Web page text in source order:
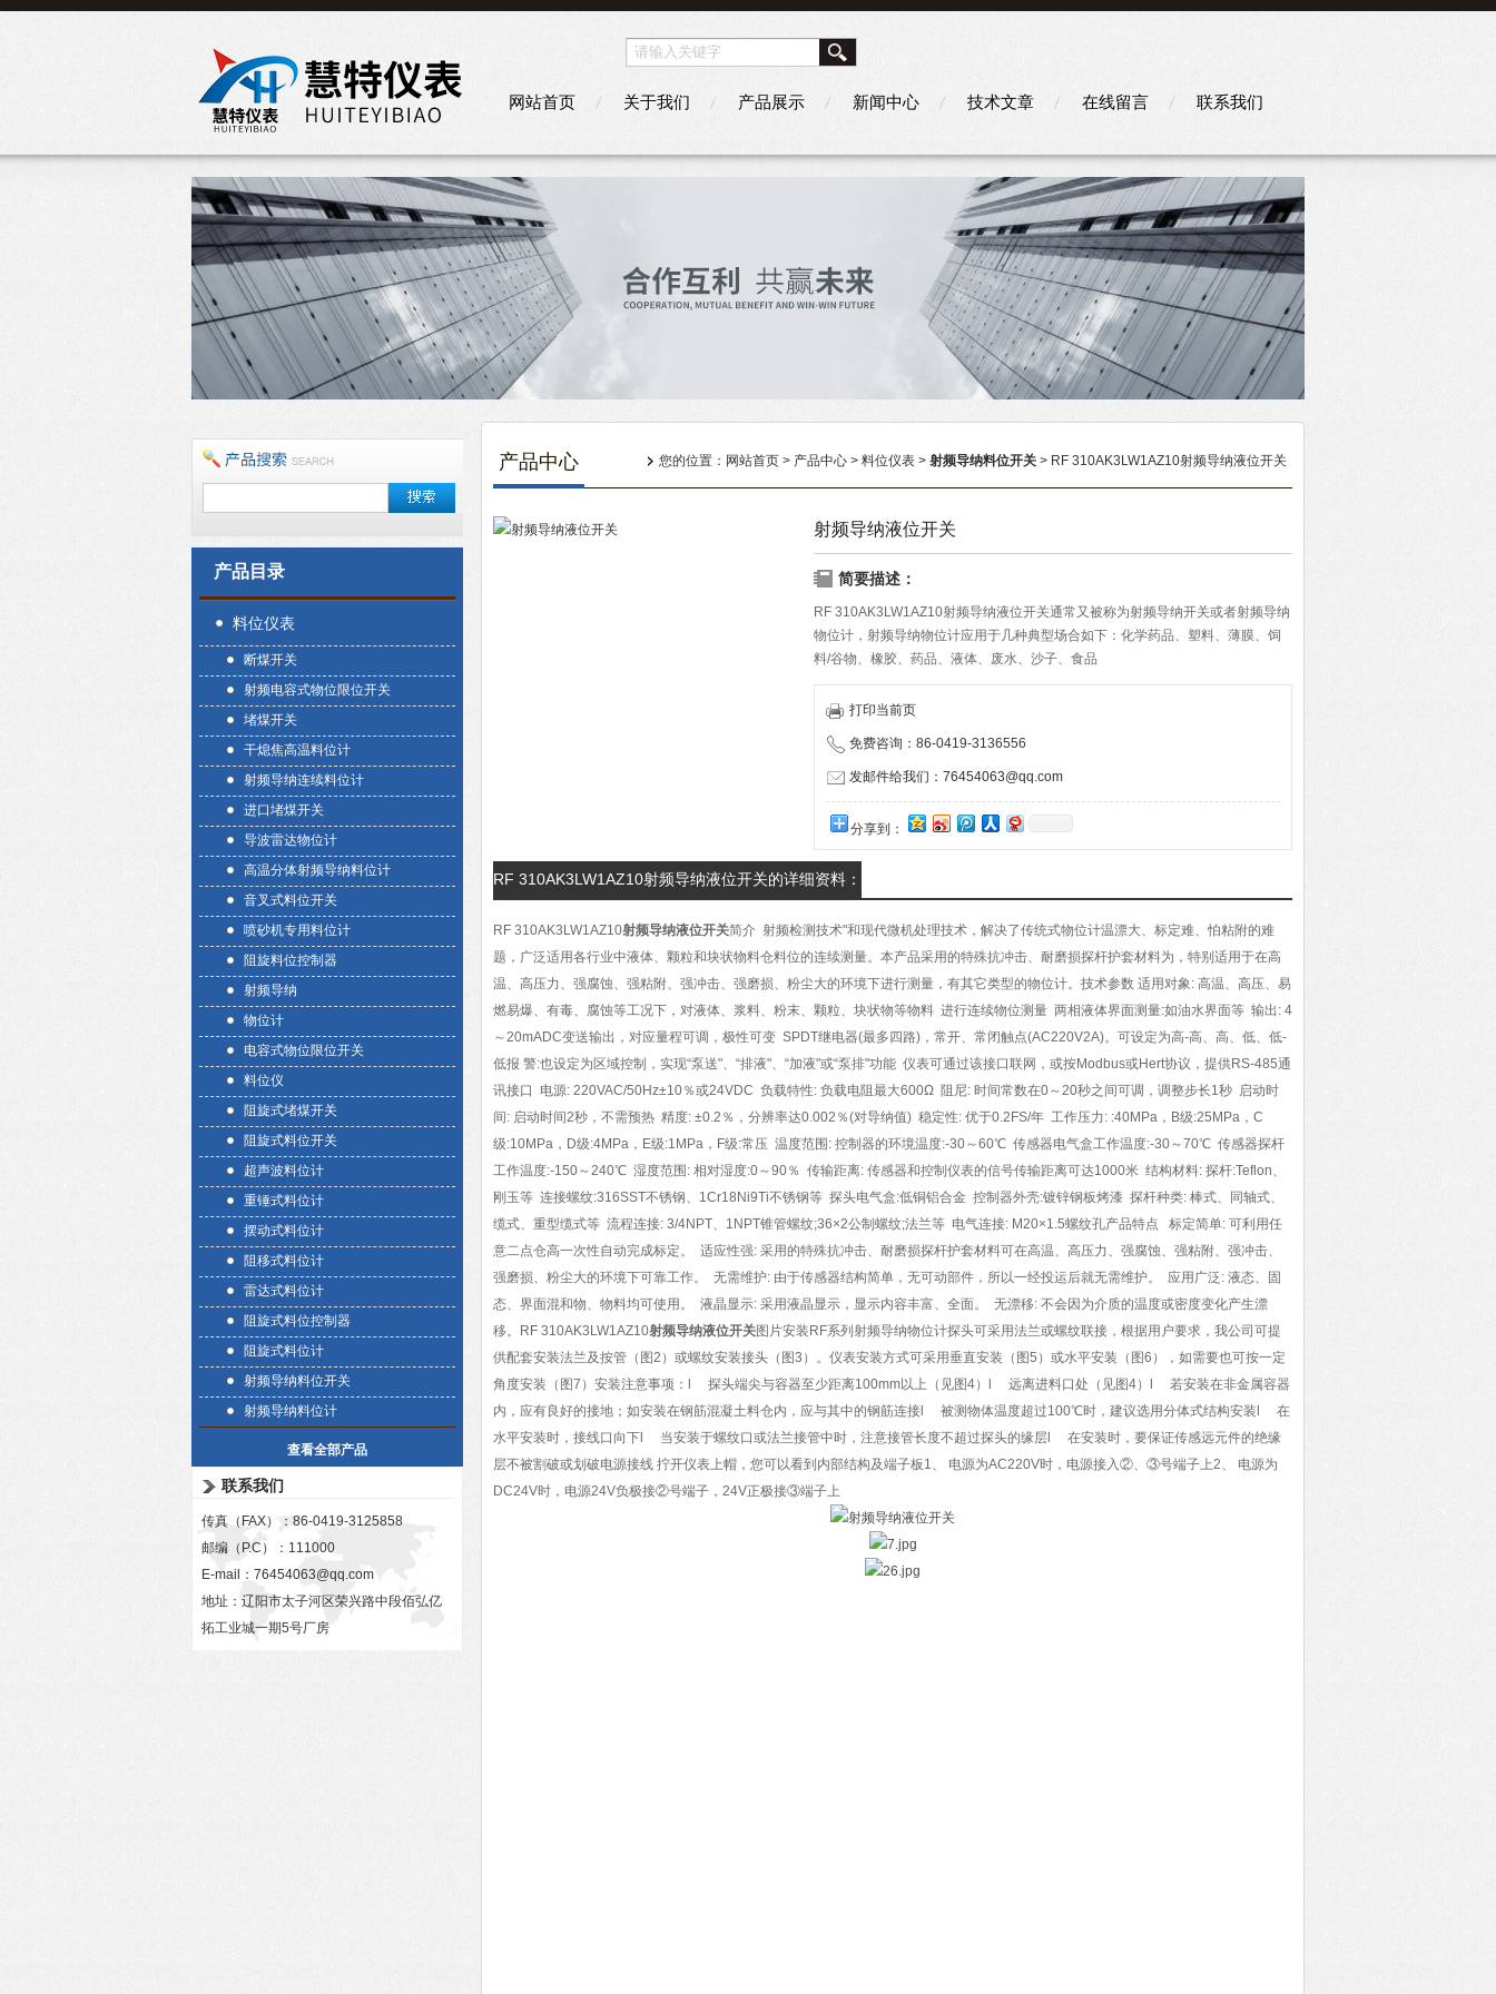
网站首页 关于我们 产品展示 新闻中心 技术文章 在线留言 联系我们
产品目录
料位仪表
断煤开关
射频电容式物位限位开关
堵煤开关
干熄焦高温料位计
射频导纳连续料位计
进口堵煤开关
导波雷达物位计
高温分体射频导纳料位计
音叉式料位开关
喷砂机专用料位计
阻旋料位控制器
射频导纳
物位计
电容式物位限位开关
料位仪
阻旋式堵煤开关
阻旋式料位开关
超声波料位计
重锤式料位计
摆动式料位计
阻移式料位计
雷达式料位计
阻旋式料位控制器
阻旋式料位计
射频导纳料位开关
射频导纳料位计
查看全部产品
联系我们
传真（FAX）：86-0419-3125858
邮编（P.C）：111000
E-mail： 76454063@qq.com
地址：辽阳市太子河区荣兴路中段佰弘亿
拓工业城一期5号厂房
产品中心 您的位置： 网站首页 > 产品中心 > 料位仪表 > 射频导纳料位开关 > RF 310AK3LW1AZ10射频导纳液位开关
射频导纳液位开关
简要描述：
RF 310AK3LW1AZ10射频导纳液位开关通常又被称为射频导纳开关或者射频导纳
物位计，射频导纳物位计应用于几种典型场合如下：化学药品、塑料、薄膜、饲
料/谷物、橡胶、药品、液体、废水、沙子、食品
打印当前页
免费咨询：86-0419-3136556
发邮件给我们：76454063@qq.com
分享到：
RF 310AK3LW1AZ10射频导纳液位开关的详细资料：
RF 310AK3LW1AZ10射频导纳液位开关简介 射频检测技术"和现代微机处理技术，解决了传统式物位计温漂大、标定难、怕粘附的难
题，广泛适用各行业中液体、颗粒和块状物料仓料位的连续测量。本产品采用的特殊抗冲击、耐磨损探杆护套材料为，特别适用于在高
温、高压力、强腐蚀、强粘附、强冲击、强磨损、粉尘大的环境下进行测量，有其它类型的物位计。技术参数 适用对象: 高温、高压、易
燃易爆、有毒、腐蚀等工况下，对液体、浆料、粉末、颗粒、块状物等物料 进行连续物位测量 两相液体界面测量:如油水界面等 输出: 4
～20mADC变送输出，对应量程可调，极性可变 SPDT继电器(最多四路)，常开、常闭触点(AC220V2A)。可设定为高-高、高、低、低-
低报 警:也设定为区域控制，实现“泵送"、“排液"、“加液"或“泵排"功能 仪表可通过该接口联网，或按Modbus或Hert协议，提供RS-485通
讯接口 电源: 220VAC/50Hz±10％或24VDC 负载特性: 负载电阻最大600Ω 阻尼: 时间常数在0～20秒之间可调，调整步长1秒 启动时
间: 启动时间2秒，不需预热 精度: ±0.2％，分辨率达0.002％(对导纳值) 稳定性: 优于0.2FS/年 工作压力: :40MPa，B级:25MPa，C
级:10MPa，D级:4MPa，E级:1MPa，F级:常压 温度范围: 控制器的环境温度:-30～60℃ 传感器电气盒工作温度:-30～70℃ 传感器探杆
工作温度:-150～240℃ 湿度范围: 相对湿度:0～90％ 传输距离: 传感器和控制仪表的信号传输距离可达1000米 结构材料: 探杆:Teflon、
刚玉等 连接螺纹:316SST不锈钢、1Cr18Ni9Ti不锈钢等 探头电气盒:低铜铝合金 控制器外壳:镀锌钢板烤漆 探杆种类: 棒式、同轴式、
缆式、重型缆式等 流程连接: 3/4NPT、1NPT锥管螺纹;36×2公制螺纹;法兰等 电气连接: M20×1.5螺纹孔产品特点 标定简单: 可利用任
意二点仓高一次性自动完成标定。 适应性强: 采用的特殊抗冲击、耐磨损探杆护套材料可在高温、高压力、强腐蚀、强粘附、强冲击、
强磨损、粉尘大的环境下可靠工作。 无需维护: 由于传感器结构简单，无可动部件，所以一经投运后就无需维护。 应用广泛: 液态、固
态、界面混和物、物料均可使用。 液晶显示: 采用液晶显示，显示内容丰富、全面。 无漂移: 不会因为介质的温度或密度变化产生漂
移。RF 310AK3LW1AZ10射频导纳液位开关图片安装RF系列射频导纳物位计探头可采用法兰或螺纹联接，根据用户要求，我公司可提
供配套安装法兰及按管（图2）或螺纹安装接头（图3）。仪表安装方式可采用垂直安装（图5）或水平安装（图6），如需要也可按一定
角度安装（图7）安装注意事项：l 探头端尖与容器至少距离100mm以上（见图4）l 远离进料口处（见图4）l 若安装在非金属容器
内，应有良好的接地；如安装在钢筋混凝土料仓内，应与其中的钢筋连接l 被测物体温度超过100℃时，建议选用分体式结构安装l 在
水平安装时，接线口向下l 当安装于螺纹口或法兰接管中时，注意接管长度不超过探头的缘层l 在安装时，要保证传感远元件的绝缘
层不被割破或划破电源接线 拧开仪表上帽，您可以看到内部结构及端子板1、 电源为AC220V时，电源接入②、③号端子上2、 电源为
DC24V时，电源24V负极接②号端子，24V正极接③端子上